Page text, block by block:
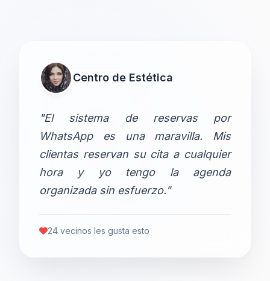
Centro de Estética
"El sistema de reservas por
WhatsApp es una maravilla. Mis
clientas reservan su cita a cualquier
hora y yo tengo la agenda
organizada sin esfuerzo."
24 vecinos les gusta esto